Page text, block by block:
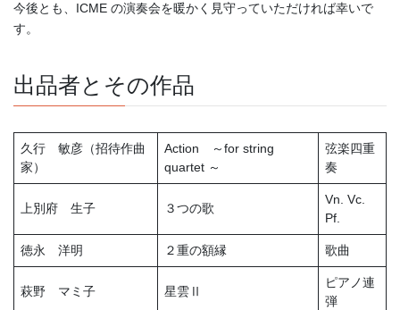
今後とも、ICME の演奏会を暖かく見守っていただければ幸いで
す。
出品者とその作品
久行 敏彦（招待作曲
家）
Action ～for string
quartet ～
弦楽四重
奏
上別府 生子 ３つの歌
Vn. Vc.
Pf.
徳永 洋明 ２重の額縁 歌曲
萩野 マミ子 星雲Ⅱ
ピアノ連
弾